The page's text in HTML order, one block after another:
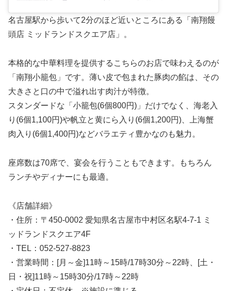
名古屋駅から歩いて2分のほど近いところにある「南翔饅
頭店 ミッドランドスクエア店」。
本格的な中華料理を提供するこちらのお店で味わえるのが
「南翔小籠包」です。薄い皮で包まれた豚肉の餡は、その
大きさと口の中で溢れ出す肉汁が特徴。
スタンダードな「小籠包(6個800円)」だけでなく、海老入
り(6個1,100円)や帆立と黄にら入り(6個1,200円)、上海蟹
肉入り(6個1,400円)などバラエティ豊かなのも魅力。
座席数は70席で、宴会を行うこともできます。もちろん
ランチやディナーにも最適。
《店舗詳細》
・住所：〒450-0002 愛知県名古屋市中村区名駅4-7-1 ミ
ッドランドスクエア4F
・TEL：052-527-8823
・営業時間：[月～金]11時～15時/17時30分～22時、[土・
日・祝]11時～15時30分/17時～22時